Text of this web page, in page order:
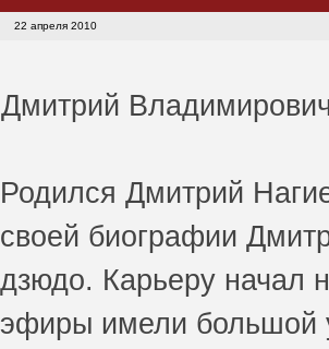
22 апреля 2010
Дмитрий
Родился Дмитрий
своей биографии
дзюдо. Карьеру начал
эфиры имели большой